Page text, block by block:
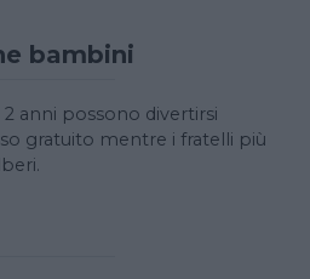
bambini
anni possono divertirsi
gratuito mentre i fratelli più